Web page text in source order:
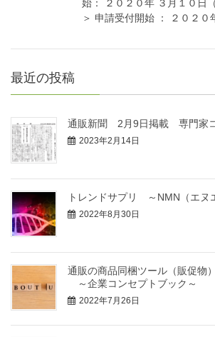
始： ２０２０年 ３月１０日
＞ 申請受付開始 ： ２０２
最近の投稿
通販新聞 2月9日掲載 専門家
2023年2月14日
トレンドサプリ ～NMN（エヌ
2022年8月30日
通販の商品同梱ツール（販促物
～企業コンセプトブック～
2022年7月26日